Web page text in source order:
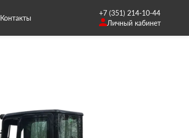
Контакты
+7 (351) 214-10-44
Личный кабинет